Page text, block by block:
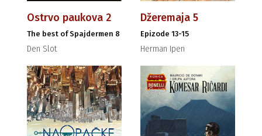
Ostrvo paukova 2
The best of Spajdermen 8
Den Slot
Džeremaja 5
Epizode 13-15
Herman Ipen